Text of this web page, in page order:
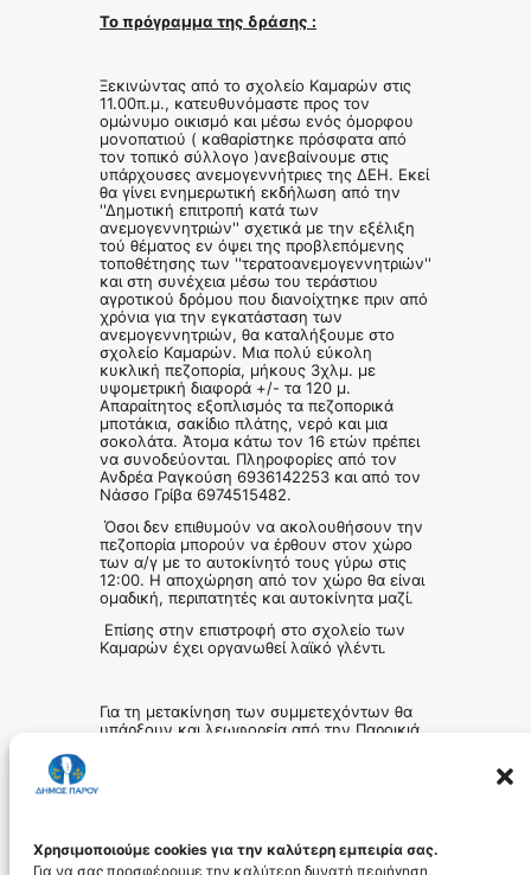
Χρησιμοποιούμε cookies για την καλύτερη εμπειρία σας.
Για να σας προσφέρουμε την καλύτερη δυνατή περιήγηση,
Το πρόγραμμα της δράσης :
Ξεκινώντας από το σχολείο Καμαρών στις
11.00π.μ., κατευθυνόμαστε προς τον
ομώνυμο οικισμό και μέσω ενός όμορφου
μονοπατιού ( καθαρίστηκε πρόσφατα από
τον τοπικό σύλλογο )ανεβαίνουμε στις
υπάρχουσες ανεμογεννήτριες της ΔΕΗ. Εκεί
θα γίνει ενημερωτική εκδήλωση από την
''Δημοτική επιτροπή κατά των
ανεμογεννητριών'' σχετικά με την εξέλιξη
τού θέματος εν όψει της προβλεπόμενης
τοποθέτησης των ''τερατοανεμογεννητριών''
και στη συνέχεια μέσω του τεράστιου
αγροτικού δρόμου που διανοίχτηκε πριν από
χρόνια για την εγκατάσταση των
ανεμογεννητριών, θα καταλήξουμε στο
σχολείο Καμαρών. Μια πολύ εύκολη
κυκλική πεζοπορία, μήκους 3χλμ. με
υψομετρική διαφορά +/- τα 120 μ.
Απαραίτητος εξοπλισμός τα πεζοπορικά
μποτάκια, σακίδιο πλάτης, νερό και μια
σοκολάτα. Άτομα κάτω τον 16 ετών πρέπει
να συνοδεύονται. Πληροφορίες από τον
Ανδρέα Ραγκούση 6936142253 και από τον
Νάσσο Γρίβα 6974515482.
Όσοι δεν επιθυμούν να ακολουθήσουν την
πεζοπορία μπορούν να έρθουν στον χώρο
των α/γ με το αυτοκίνητό τους γύρω στις
12:00. Η αποχώρηση από τον χώρο θα είναι
ομαδική, περιπατητές και αυτοκίνητα μαζί.
Επίσης στην επιστροφή στο σχολείο των
Καμαρών έχει οργανωθεί λαϊκό γλέντι.
Για τη μετακίνηση των συμμετεχόντων θα
υπάρξουν και λεωφορεία από την Παροικιά
Η ΑΝΤΙΔΡΑΣΗ ΕΙΝΑΙ Η ΔΥΝΑΜΗ ΜΑΣ !.